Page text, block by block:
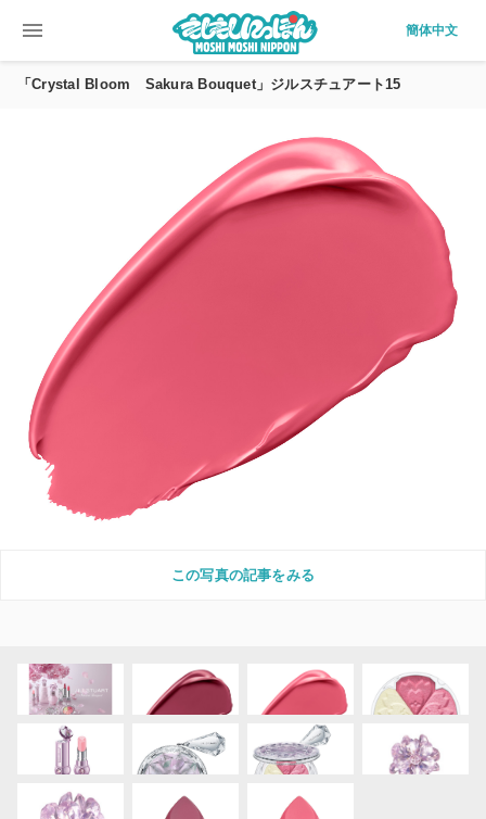
menu 簡体中文
「Crystal Bloom Sakura Bouquet」ジルスチュアート15
この写真の記事をみる